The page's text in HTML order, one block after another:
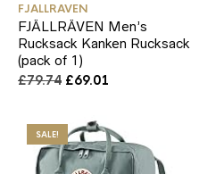
FJALLRAVEN
FJÄLLRÄVEN Men’s
Rucksack Kanken Rucksack
(pack of 1)
£79.74 Original
£79.74.
£69.01
£69.01.
SALE!